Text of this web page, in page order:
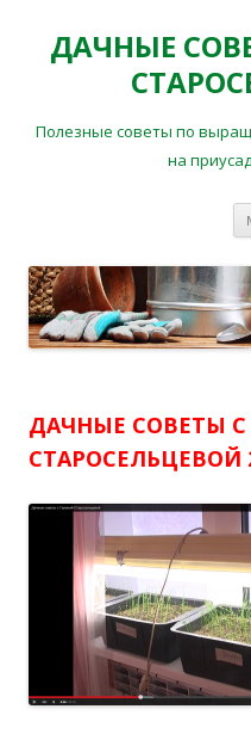
ДАЧНЫЕ
Полезные советы по
на
ДАЧНЫЕ СОВЕТЫ
СТАРОСЕЛЬЦЕВОЙ